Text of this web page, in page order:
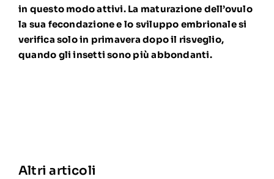
in questo modo attivi. La maturazione dell’ovulo
la sua fecondazione e lo sviluppo embrionale si
verifica solo in primavera dopo il risveglio,
quando gli insetti sono più abbondanti.
Altri articoli